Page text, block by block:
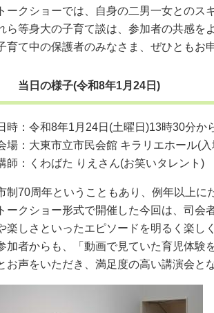
トークショーでは、自身の二男一女との
ら等身大の子育て談は、参加者の共感を
育て中の保護者のみなさま、ぜひともお
当日の様子(令和8年1月24日)
時：令和8年1月24日(土曜日)13時30分か
場：大東市立市民会館 キラリエホール(
師：くわばた りえさん(お笑いタレント)
制70周年ということもあり、例年以上に
トークショー形式で開催した今回は、司
楽しさといったエピソードを明るく楽し
加者からも、「動画で見ていた育児体験
お声をいただき、満足度の高い講演会と